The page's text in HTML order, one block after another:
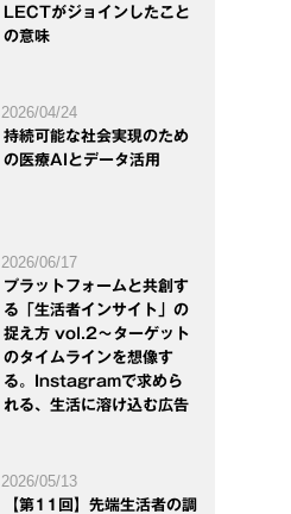
LECTがジョインしたこと
の意味
2026/04/24
持続可能な社会実現のため
の医療AIとデータ活用
2026/06/17
プラットフォームと共創す
る「生活者インサイト」の
捉え方 vol.2～ターゲット
のタイムラインを想像す
る。Instagramで求めら
れる、生活に溶け込む広告
2026/05/13
【第11回】先端生活者の調